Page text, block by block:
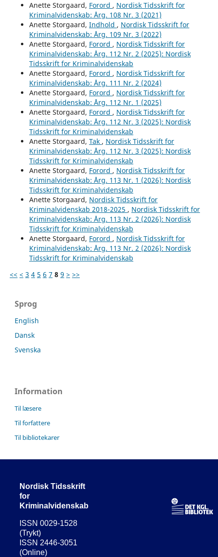
Anette Storgaard, Forord , Nordisk Tidsskrift for
Kriminalvidenskab: Årg. 108 Nr. 3 (2021)
Anette Storgaard, Indhold , Nordisk Tidsskrift for
Kriminalvidenskab: Årg. 109 Nr. 3 (2022)
Anette Storgaard, Forord , Nordisk Tidsskrift for
Kriminalvidenskab: Årg. 112 Nr. 2 (2025): Nordisk
Tidsskrift for Kriminalvidenskab
Anette Storgaard, Forord , Nordisk Tidsskrift for
Kriminalvidenskab: Årg. 111 Nr. 2 (2024)
Anette Storgaard, Forord , Nordisk Tidsskrift for
Kriminalvidenskab: Årg. 112 Nr. 1 (2025)
Anette Storgaard, Forord , Nordisk Tidsskrift for
Kriminalvidenskab: Årg. 112 Nr. 3 (2025): Nordisk
Tidsskrift for Kriminalvidenskab
Anette Storgaard, Tak , Nordisk Tidsskrift for
Kriminalvidenskab: Årg. 112 Nr. 3 (2025): Nordisk
Tidsskrift for Kriminalvidenskab
Anette Storgaard, Forord , Nordisk Tidsskrift for
Kriminalvidenskab: Årg. 113 Nr. 1 (2026): Nordisk
Tidsskrift for Kriminalvidenskab
Anette Storgaard, Nordisk Tidsskrift for
Kriminalvidenskab 2018-2025 , Nordisk Tidsskrift for
Kriminalvidenskab: Årg. 113 Nr. 2 (2026): Nordisk
Tidsskrift for Kriminalvidenskab
Anette Storgaard, Forord , Nordisk Tidsskrift for
Kriminalvidenskab: Årg. 113 Nr. 2 (2026): Nordisk
Tidsskrift for Kriminalvidenskab
<< < 3 4 5 6 7 8 9 > >>
Sprog
English
Dansk
Svenska
Information
Til læsere
Til forfattere
Til bibliotekarer
Nordisk Tidsskrift
for
Kriminalvidenskab
ISSN 0029-1528
(Trykt)
ISSN 2446-3051
(Online)